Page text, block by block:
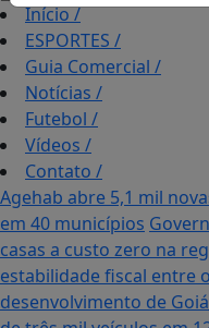
Início/
ESPORTES /
Guia Comercial /
Notícias /
Futebol /
Vídeos /
Contato /
Agehab abre 5,1 mil
em 40 municípios
casas a custo zero na
estabilidade fiscal entre
desenvolvimento de